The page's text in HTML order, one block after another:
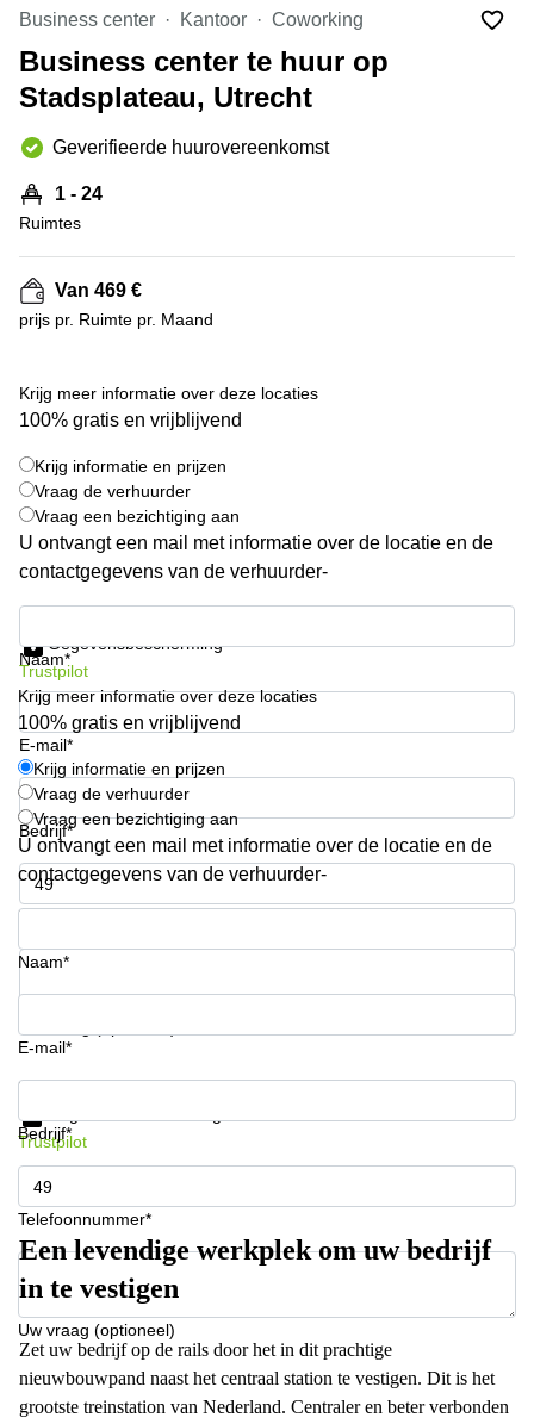
Hengelo
Hilversum
Hoofddorp
Deventer
Rotterdam
Tiel
Zwolle
Bodegraven-
Reeuwijk
Business
center
Arnhem
Business
Amsterdam
Westpoort
Business
center
Hilversum
Den
Haag
space
Breda
Coworking
Arnhem
Coworking
space
Hilversum
Coworking
space
Zwolle
Coworking
Haarlem
Kantoor
Huren
Hengelo
Nijmegen
Business center Kantoor Coworking
Business center te huur op
Stadsplateau, Utrecht
Geverifieerde huurovereenkomst
1 - 24
Ruimtes
Van 469 €
prijs pr. Ruimte pr. Maand
Krijg meer informatie over deze locaties
100% gratis en vrijblijvend
Krijg informatie en prijzen
Vraag de verhuurder
Vraag een bezichtiging aan
U ontvangt een mail met informatie over de locatie en de
contactgegevens van de verhuurder-
Naam*
E-mail*
Bedrijf*
Telefoonnummer*
Gegevensbescherming
Trustpilot
Krijg meer informatie over deze locaties
100% gratis en vrijblijvend
Krijg informatie en prijzen
Vraag de verhuurder
Vraag een bezichtiging aan
U ontvangt een mail met informatie over de locatie en de
contactgegevens van de verhuurder-
Naam*
E-mail*
Bedrijf*
Telefoonnummer*
Uw vraag (optioneel)
Krijg informatie en prijzen
Trustpilot
Een levendige werkplek om uw bedrijf
in te vestigen
Zet uw bedrijf op de rails door het in dit prachtige
nieuwbouwpand naast het centraal station te vestigen. Dit is het
grootste treinstation van Nederland. Centraler en beter verbonden